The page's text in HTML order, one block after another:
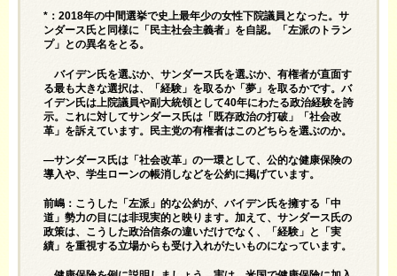
*：2018年の中間選挙で史上最年少の女性下院議員となった。サ
ンダース氏と同様に「民主社会主義者」を自認。「左派のトラン
プ」との異名をとる。
バイデン氏を選ぶか、サンダース氏を選ぶか、有権者が直面す
る最も大きな選択は、「経験」を取るか「夢」を取るかです。バ
イデン氏は上院議員や副大統領として40年にわたる政治経験を誇
示。これに対してサンダース氏は「既存政治の打破」「社会改
革」を訴えています。民主党の有権者はこのどちらを選ぶのか。
—サンダース氏は「社会改革」の一環として、公的な健康保険の
導入や、学生ローンの帳消しなどを公約に掲げています。
前嶋：こうした「左派」的な公約が、バイデン氏を擁する「中
道」勢力の目には非現実的と映ります。加えて、サンダース氏の
政策は、こうした政治信条の違いだけでなく、「経験」と「実
績」を重視する立場からも受け入れがたいものになっています。